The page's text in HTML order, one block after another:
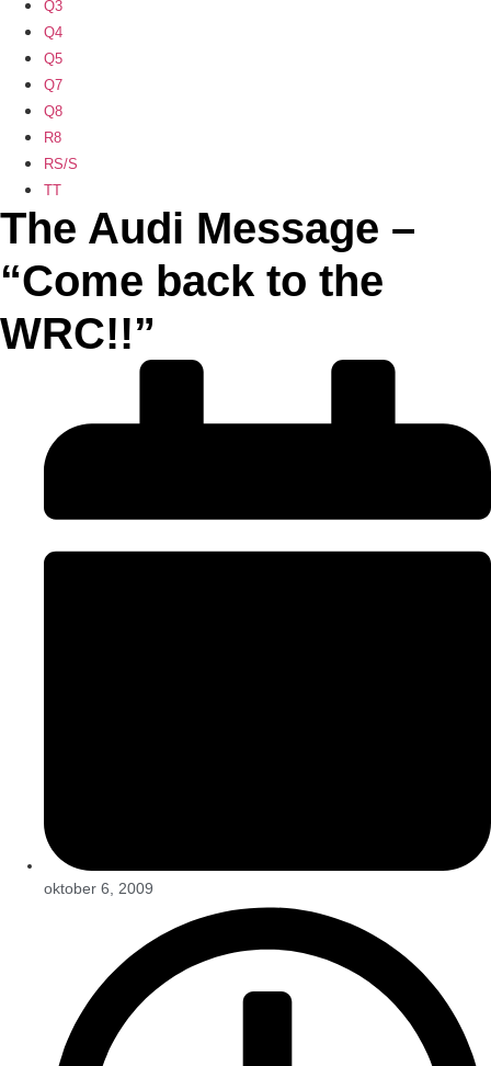
Q3
Q4
Q5
Q7
Q8
R8
RS/S
TT
The Audi Message –
“Come back to the
WRC!!”
oktober 6, 2009